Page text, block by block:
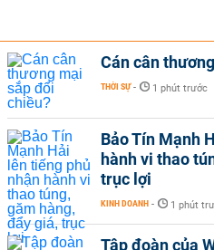
Cán cân
THỜI SỰ - 1 phút trước
Bảo Tín Mạnh
hành vi thao
trục lợi
KINH DOANH - 1 phút
Tập đoàn của